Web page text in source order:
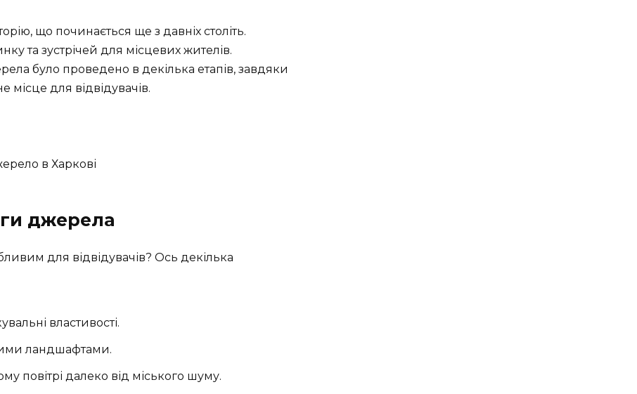
що починається ще з давніх століть.
та зустрічей для місцевих жителів.
було проведено в декілька етапів, завдяки
для відвідувачів.
джерела
для відвідувачів? Ось декілька
властивості.
ландшафтами.
повітрі далеко від міського шуму.